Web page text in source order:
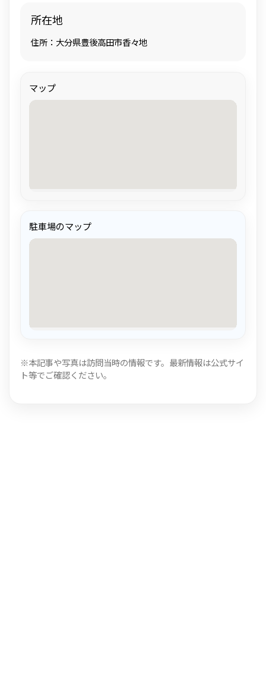
所在地
住所：大分県豊後高田市香々地
マップ
駐車場のマップ
※本記事や写真は訪問当時の情報です。最新情報は公式サイ
ト等でご確認ください。